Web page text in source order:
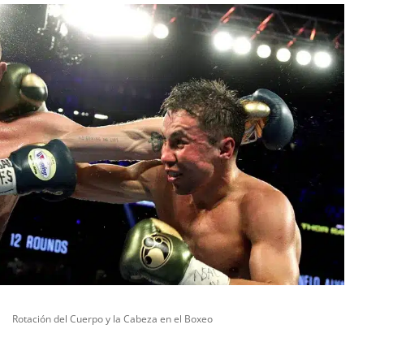
Rotación del Cuerpo y la Cabeza en el Boxeo